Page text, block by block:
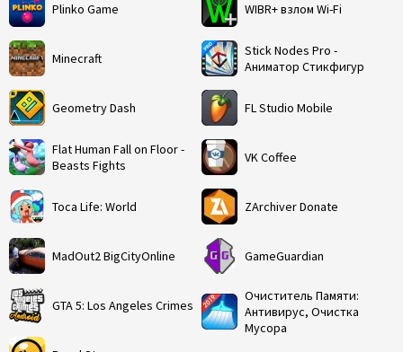
Plinko Game
Minecraft
Geometry Dash
Flat Human Fall on Floor -
Beasts Fights
Toca Life: World
MadOut2 BigCityOnline
GTA 5: Los Angeles Crimes
WIBR+ взлом Wi-Fi
Stick Nodes Pro -
Аниматор Стикфигур
FL Studio Mobile
VK Coffee
ZArchiver Donate
GameGuardian
Очиститель Памяти:
Антивирус, Очистка
Мусора